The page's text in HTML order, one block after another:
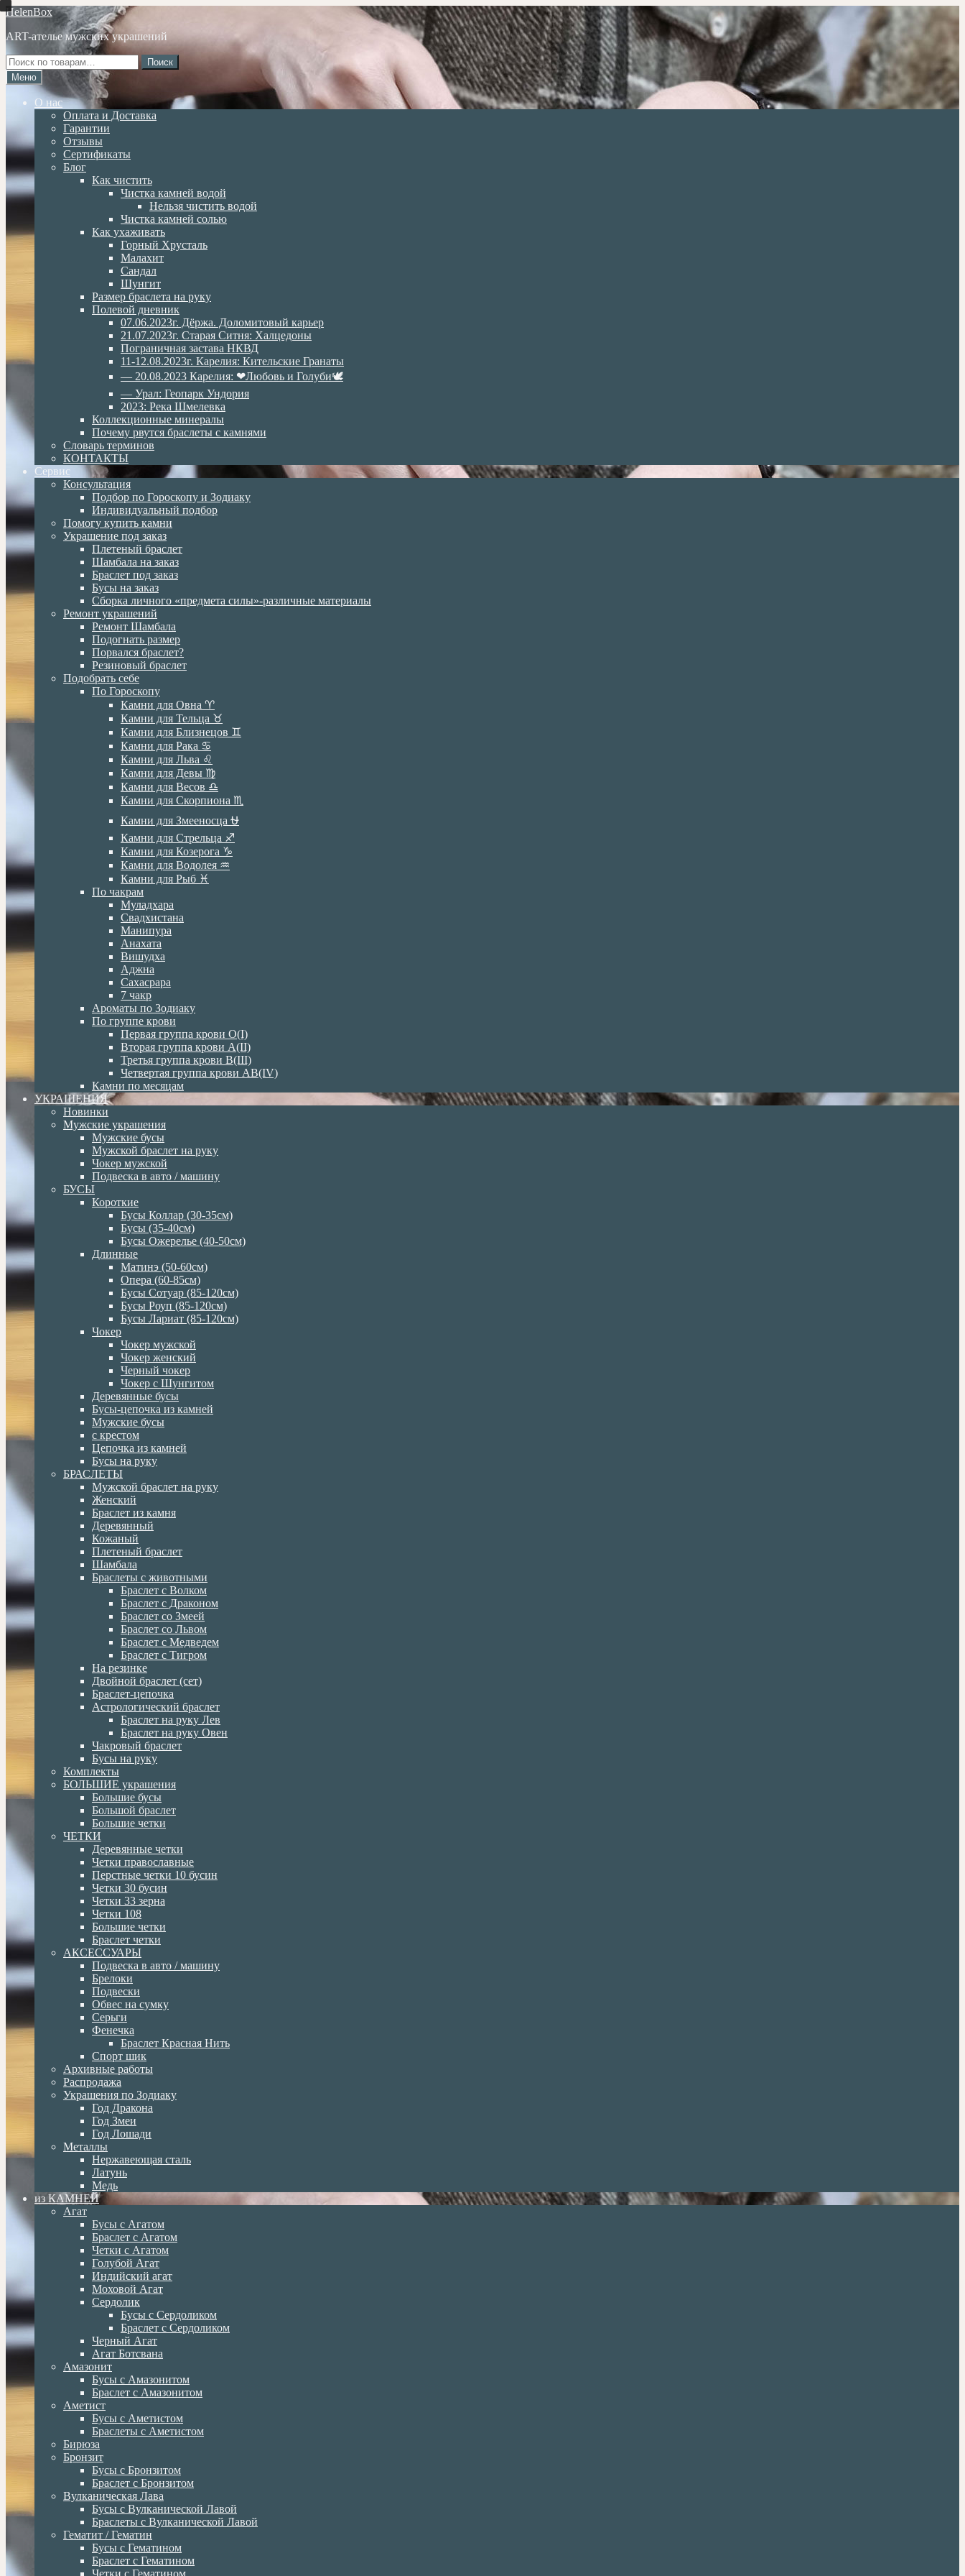
Перейти
навигации
Перейти
содержимому
HelenBox
ART-ателье мужских украшений
Искать:
Поиск
Меню
О нас
Оплата и Доставка
Гарантии
Отзывы
Сертификаты
Блог
Как чистить
Чистка камней водой
Нельзя чистить водой
Чистка камней солью
Как ухаживать
Горный Хрусталь
Малахит
Сандал
Шунгит
Размер браслета на руку
Полевой дневник
07.06.2023г. Дёржа. Доломитовый карьер
21.07.2023г. Старая Ситня: Халцедоны
Пограничная застава НКВД
11-12.08.2023г. Карелия: Кительские Гранаты
— 20.08.2023 Карелия: ❤Любовь и Голуби🕊
— Урал: Геопарк Ундория
2023: Река Шмелевка
Коллекционные минералы
Почему рвутся браслеты с камнями
Словарь терминов
КОНТАКТЫ
Сервис
Консультация
Подбор по Гороскопу и Зодиаку
Индивидуальный подбор
Помогу купить камни
Украшение под заказ
Плетеный браслет
Шамбала на заказ
Браслет под заказ
Бусы на заказ
Сборка личного «предмета силы»-различные материалы
Ремонт украшений
Ремонт Шамбала
Подогнать размер
Порвался браслет?
Резиновый браслет
Подобрать себе
По Гороскопу
Камни для Овна ♈️
Камни для Тельца ♉️
Камни для Близнецов ♊️
Камни для Рака ♋️
Камни для Льва ♌️
Камни для Девы ♍️
Камни для Весов ♎️
Камни для Скорпиона ♏️
Камни для Змееносца ⛎
Камни для Стрельца ♐️
Камни для Козерога ♑️
Камни для Водолея ♒️
Камни для Рыб ♓️
По чакрам
Муладхара
Свадхистана
Манипура
Анахата
Вишудха
Аджна
Сахасрара
7 чакр
Ароматы по Зодиаку
По группе крови
Первая группа крови О(I)
Вторая группа крови А(II)
Третья группа крови В(III)
Четвертая группа крови АВ(IV)
Камни по месяцам
УКРАШЕНИЯ
Новинки
Мужские украшения
Мужские бусы
Мужской браслет на руку
Чокер мужской
Подвеска в авто / машину
БУСЫ
Короткие
Бусы Коллар (30-35см)
Бусы (35-40см)
Бусы Ожерелье (40-50см)
Длинные
Матинэ (50-60см)
Опера (60-85см)
Бусы Сотуар (85-120см)
Бусы Роуп (85-120см)
Бусы Лариат (85-120см)
Чокер
Чокер мужской
Чокер женский
Черный чокер
Чокер с Шунгитом
Деревянные бусы
Бусы-цепочка из камней
Мужские бусы
с крестом
Цепочка из камней
Бусы на руку
БРАСЛЕТЫ
Мужской браслет на руку
Женский
Браслет из камня
Деревянный
Кожаный
Плетеный браслет
Шамбала
Браслеты с животными
Браслет с Волком
Браслет с Драконом
Браслет со Змеей
Браслет со Львом
Браслет с Медведем
Браслет с Тигром
На резинке
Двойной браслет (сет)
Браслет-цепочка
Астрологический браслет
Браслет на руку Лев
Браслет на руку Овен
Чакровый браслет
Бусы на руку
Комплекты
БОЛЬШИЕ украшения
Большие бусы
Большой браслет
Большие четки
ЧЕТКИ
Деревянные четки
Четки православные
Перстные четки 10 бусин
Четки 30 бусин
Четки 33 зерна
Четки 108
Большие четки
Браслет четки
АКСЕССУАРЫ
Подвеска в авто / машину
Брелоки
Подвески
Обвес на сумку
Серьги
Фенечка
Браслет Красная Нить
Спорт шик
Архивные работы
Распродажа
Украшения по Зодиаку
Год Дракона
Год Змеи
Год Лошади
Металлы
Нержавеющая сталь
Латунь
Медь
из КАМНЕЙ
Агат
Бусы с Агатом
Браслет с Агатом
Четки с Агатом
Голубой Агат
Индийский агат
Моховой Агат
Сердолик
Бусы с Сердоликом
Браслет с Сердоликом
Черный Агат
Агат Ботсвана
Амазонит
Бусы с Амазонитом
Браслет с Амазонитом
Аметист
Бусы с Аметистом
Браслеты с Аметистом
Бирюза
Бронзит
Бусы с Бронзитом
Браслет с Бронзитом
Вулканическая Лава
Бусы с Вулканической Лавой
Браслеты с Вулканической Лавой
Гематит / Гематин
Бусы с Гематином
Браслет с Гематином
Четки с Гематином